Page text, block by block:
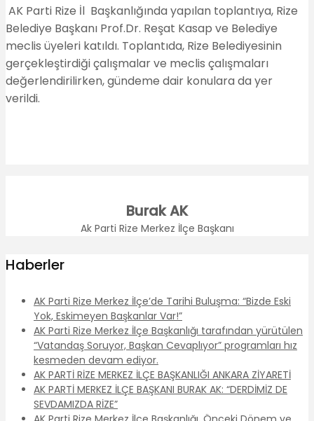
AK Parti Rize İl Başkanlığında yapılan toplantıya, Rize
Belediye Başkanı Prof.Dr. Reşat Kasap ve Belediye
meclis üyeleri katıldı. Toplantıda, Rize Belediyesinin
gerçekleştirdiği çalışmalar ve meclis çalışmaları
değerlendirilirken, gündeme dair konulara da yer
verildi.
Burak AK
Ak Parti Rize Merkez İlçe Başkanı
Haberler
AK Parti Rize Merkez İlçe’de Tarihi Buluşma: “Bizde Eski
Yok, Eskimeyen Başkanlar Var!”
AK Parti Rize Merkez İlçe Başkanlığı tarafından yürütülen
“Vatandaş Soruyor, Başkan Cevaplıyor” programları hız
kesmeden devam ediyor.
AK PARTİ RİZE MERKEZ İLÇE BAŞKANLIĞI ANKARA ZİYARETİ
AK PARTİ MERKEZ İLÇE BAŞKANI BURAK AK: “DERDİMİZ DE
SEVDAMIZDA RİZE”